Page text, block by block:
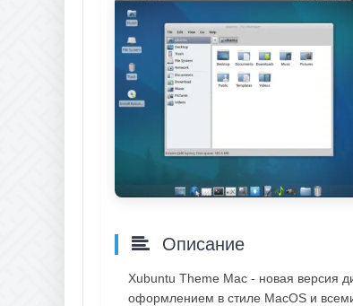
Описание
Xubuntu Theme Mac - новая версия
оформлением в стиле MacOS и